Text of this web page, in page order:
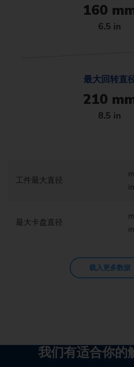
160
6.5 in
最大回转直
210
8.5 in
工件最大直径
in
最大卡盘直径
in
载入更多数据
我们有适合你的